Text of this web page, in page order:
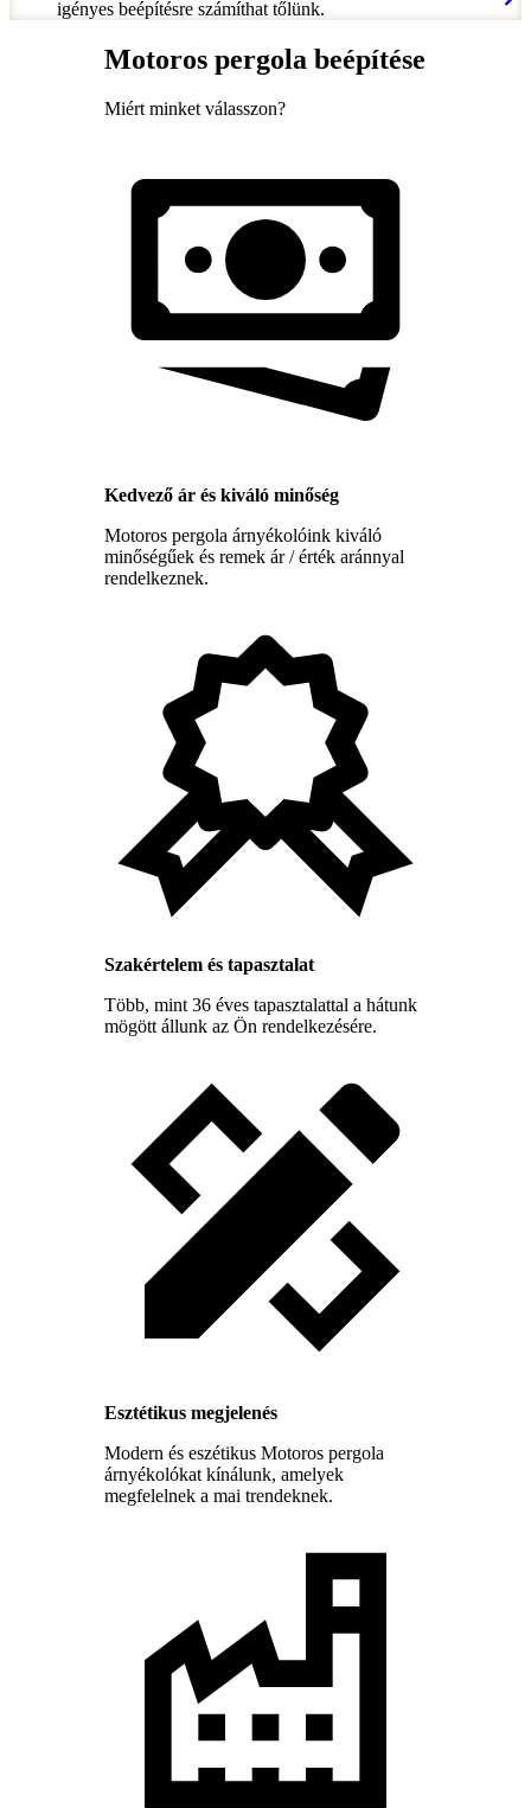
igényes beépítésre számíthat tőlünk.
Motoros pergola beépítése
Miért minket válasszon?
Kedvező ár és kiváló minőség
Motoros pergola árnyékolóink kiváló
minőségűek és remek ár / érték aránnyal
rendelkeznek.
Szakértelem és tapasztalat
Több, mint 36 éves tapasztalattal a hátunk
mögött állunk az Ön rendelkezésére.
Esztétikus megjelenés
Modern és eszétikus Motoros pergola
árnyékolókat kínálunk, amelyek
megfelelnek a mai trendeknek.